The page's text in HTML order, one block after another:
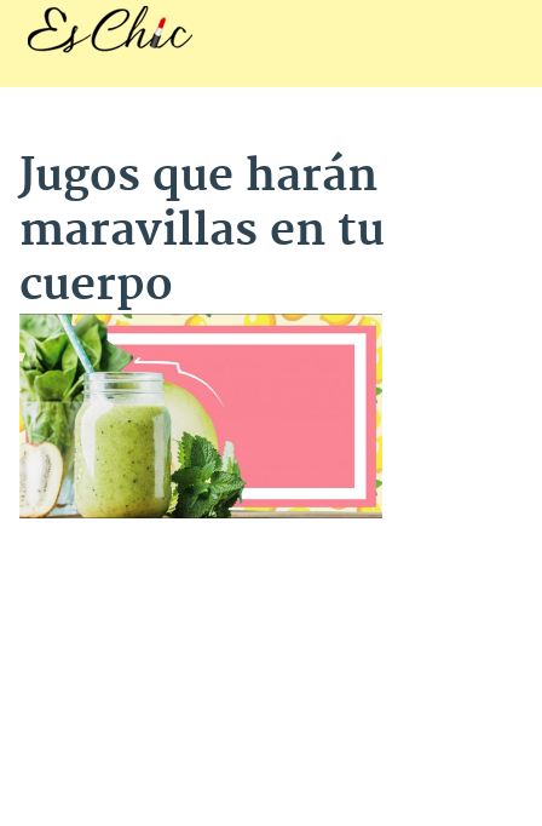
Jugos que harán
maravillas en tu
cuerpo